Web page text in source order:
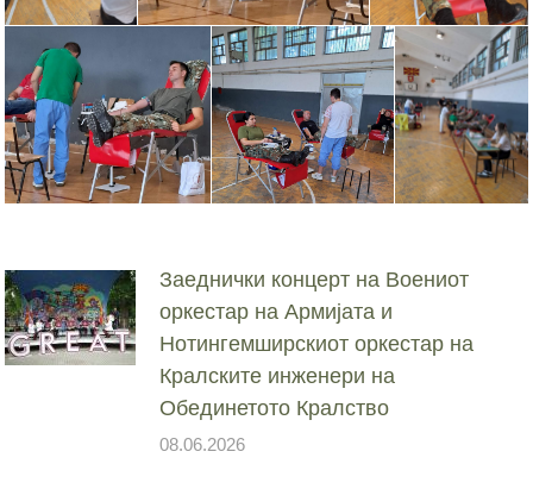
Заеднички концерт на Воениот
оркестар на Армијата и
Нотингемширскиот оркестар на
Кралските инженери на
Обединетото Кралство
08.06.2026